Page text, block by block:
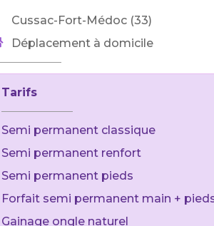
Cussac-Fort-Médoc (33)
Déplacement à domicile
Tarifs
Semi permanent classique
Semi permanent renfort
Semi permanent pieds
Forfait semi permanent main +
Gainage ongle naturel